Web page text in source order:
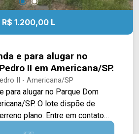
R$ 1.200,00 L
e para alugar no
II em Americana/SP.
II - Americana/SP
para alugar no Parque Dom
O lote dispõe de
Entre em contato
e agende a sua visita!!